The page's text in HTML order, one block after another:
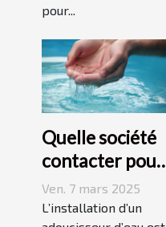
pour...
Quelle société
contacter pour
l'installation
d'un
Ven. 7 mars 2025
L’installation d’un